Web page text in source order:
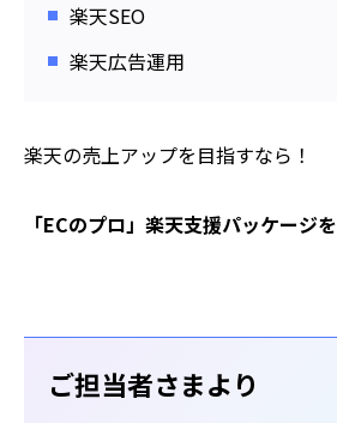
楽天SEO
楽天広告運用
楽天の売上アップを目指すなら！
「ECのプロ」楽天支援パッケージを
ご担当者さまより